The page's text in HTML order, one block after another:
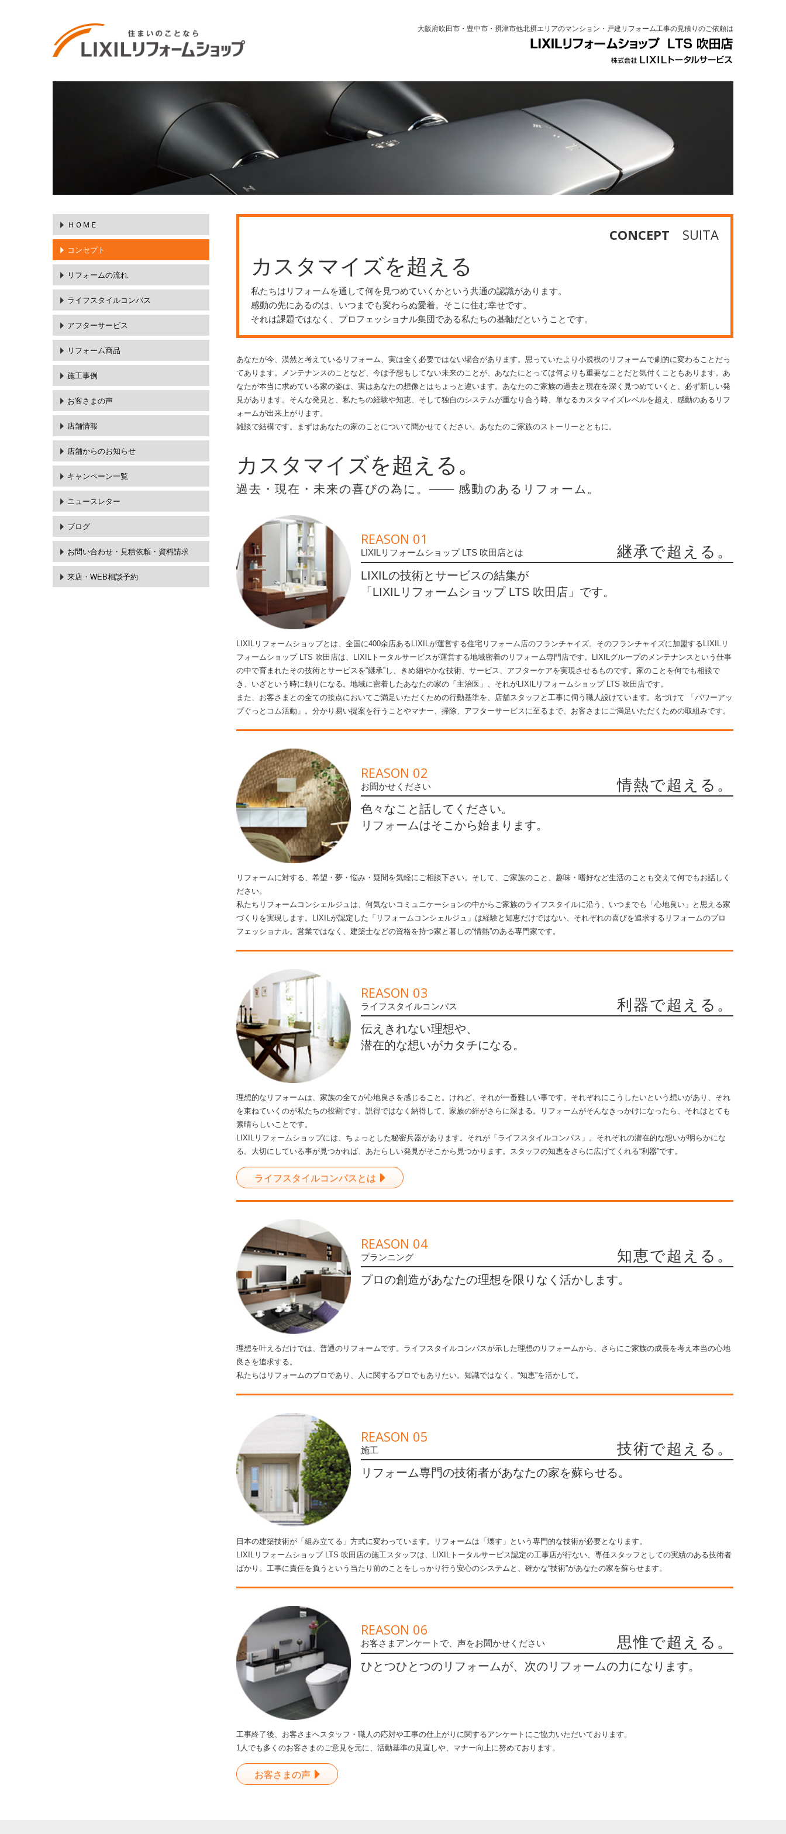
大阪府吹田市・豊中市・摂津市他北摂エリアのマンション・戸建リフォーム工事の見積りのご依頼は
ＨＯＭＥ
コンセプト
リフォームの流れ
ライフスタイルコンパス
アフターサービス
リフォーム商品
施工事例
お客さまの声
店舗情報
店舗からのお知らせ
キャンペーン一覧
ニュースレター
ブログ
お問い合わせ・ 見積依頼・資料請求
来店・WEB相談予約
CONCEPT SUITA
カスタマイズを超える
私たちはリフォームを通して何を見つめていくかという共通の認識があります。
感動の先にあるのは、いつまでも変わらぬ愛着。そこに住む幸せです。
それは課題ではなく、プロフェッショナル集団である私たちの基軸だということです。
あなたが今、漠然と考えているリフォーム、実は全く必要ではない場合があります。思っていたより小規模のリフォームで劇的に変わることだっ
てあります。メンテナンスのことなど、今は予想もしてない未来のことが、あなたにとっては何よりも重要なことだと気付くこともあります。あ
なたが本当に求めている家の姿は、実はあなたの想像とはちょっと違います。あなたのご家族の過去と現在を深く見つめていくと、必ず新しい発
見があります。そんな発見と、私たちの経験や知恵、そして独自のシステムが重なり合う時、単なるカスタマイズレベルを超え、感動のあるリフ
ォームが出来上がります。
雑談で結構です。まずはあなたの家のことについて聞かせてください。あなたのご家族のストーリーとともに。
カスタマイズを超える。
過去・現在・未来の喜びの為に。───感動のあるリフォーム。
REASON 01
LIXILリフォームショップ LTS 吹田店とは 継承で超える。
LIXILの技術とサービスの結集が
「LIXILリフォームショップ LTS 吹田店」 です。
LIXILリフォームショップとは、全国に400余店あるLIXILが運営する住宅リフォーム店のフランチャイズ。そのフランチャイズに加盟するLIXILリ
フォームショップ LTS 吹田店は、LIXILトータルサービスが運営する地域密着のリフォーム専門店です。LIXILグループのメンテナンスという仕事
の中で育まれたその技術とサービスを“継承”し、きめ細やかな技術、サービス、アフターケアを実現させるものです。家のことを何でも相談で
き、いざという時に頼りになる。地域に密着したあなたの家の「主治医」、それがLIXILリフォームショップ LTS 吹田店です。
また、お客さまとの全ての接点においてご満足いただくための行動基準を、店舗スタッフと工事に伺う職人設けています。名づけて 「パワーアッ
プぐっとコム活動」。分かり易い提案を行うことやマナー、掃除、アフターサービスに至るまで、お客さまにご満足いただくための取組みです。
REASON 02
お聞かせください 情熱で超える。
色々なこと話してください。
リフォームはそこから始まります。
リフォームに対する、希望・夢・悩み・疑問を気軽にご相談下さい。そして、ご家族のこと、趣味・嗜好など生活のことも交えて何でもお話しく
ださい。
私たちリフォームコンシェルジュは、何気ないコミュニケーションの中からご家族のライフスタイルに沿う、いつまでも「心地良い」と思える家
づくりを実現します。LIXILが認定した「リフォームコンシェルジュ」は経験と知恵だけではない、それぞれの喜びを追求するリフォームのプロ
フェッショナル。営業ではなく、建築士などの資格を持つ家と暮しの“情熱”のある専門家です。
REASON 03
ライフスタイルコンパス 利器で超える。
伝えきれない理想や、
潜在的な想いがカタチになる。
理想的なリフォームは、家族の全てが心地良さを感じること。けれど、それが一番難しい事です。それぞれにこうしたいという想いがあり、それ
を束ねていくのが私たちの役割です。説得ではなく納得して、家族の絆がさらに深まる。リフォームがそんなきっかけになったら、それはとても
素晴らしいことです。
LIXILリフォームショップには、ちょっとした秘密兵器があります。それが「ライフスタイルコンパス」。それぞれの潜在的な想いが明らかにな
る。大切にしている事が見つかれば、あたらしい発見がそこから見つかります。スタッフの知恵をさらに広げてくれる“利器”です。
ライフスタイルコンパスとは
REASON 04
プランニング 知恵で超える。
プロの創造があなたの理想を限りなく活かします。
理想を叶えるだけでは、普通のリフォームです。ライフスタイルコンパスが示した理想のリフォームから、さらにご家族の成長を考え本当の心地
良さを追求する。
私たちはリフォームのプロであり、人に関するプロでもありたい。知識ではなく、“知恵”を活かして。
REASON 05
施工 技術で超える。
リフォーム専門の技術者があなたの家を蘇らせる。
日本の建築技術が「組み立てる」方式に変わっています。リフォームは「壊す」という専門的な技術が必要となります。
LIXILリフォームショップ LTS 吹田店の施工スタッフは、LIXILトータルサービス認定の工事店が行ない、専任スタッフとしての実績のある技術者
ばかり。工事に責任を負うという当たり前のことをしっかり行う安心のシステムと、確かな“技術”があなたの家を蘇らせます。
REASON 06
お客さまアンケートで、声をお聞かせください 思惟で超える。
ひとつひとつのリフォームが、 次のリフォームの力になります。
工事終了後、お客さまへスタッフ・職人の応対や工事の仕上がりに関するアンケートにご協力いただいております。
1人でも多くのお客さまのご意見を元に、活動基準の見直しや、マナー向上に努めております。
お客さまの声